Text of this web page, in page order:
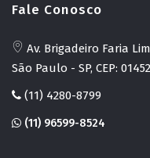
Fale Conosco
Av. Brigadeiro Faria
São Paulo - SP, CEP:
(11) 4280-8799
(11) 96599-8524